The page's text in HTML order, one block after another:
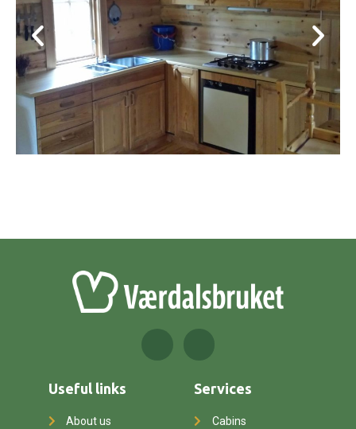
Useful links
About us
Services
Cabins